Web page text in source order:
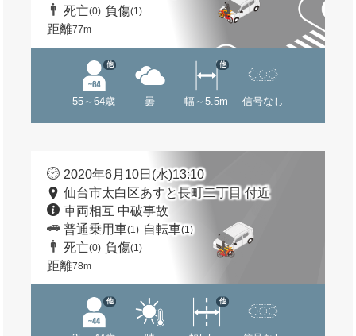
死亡(0) 負傷(1)
距離77m
55～64歳
他
曇 幅～5.5m
他
信号なし
2020年6月10日(水)13:10
仙台市太白区あすと長町二丁目 付近
車両相互 中破事故
普通乗用車(1) 自転車(1)
死亡(0) 負傷(1)
距離78m
他 他